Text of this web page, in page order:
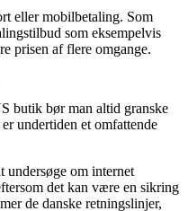
eller mobilbetaling. Som
som eksempelvis
prisen af flere omgange.
butik bør man altid granske
undertiden et omfattende
undersøge om internet
det kan være en sikring
de danske retningslinjer,